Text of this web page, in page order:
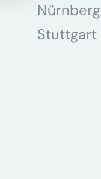
Nürnberg
Stuttgart